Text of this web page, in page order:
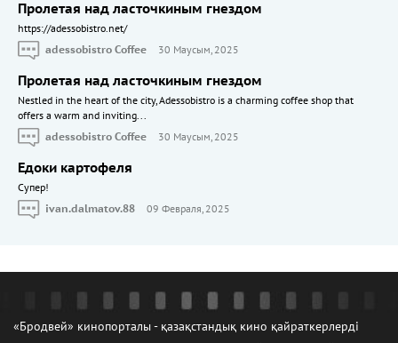
Пролетая над ласточкиным гнездом
https://adessobistro.net/
adessobistro Coffee
30 Маусым, 2025
Пролетая над ласточкиным гнездом
Nestled in the heart of the city, Adessobistro is a charming coffee shop that
offers a warm and inviting...
adessobistro Coffee
30 Маусым, 2025
Едоки картофеля
Cупер!
ivan.dalmatov.88
09 Февраля, 2025
«Бродвей» кинопорталы - қазақстандық кино қайраткерлерді